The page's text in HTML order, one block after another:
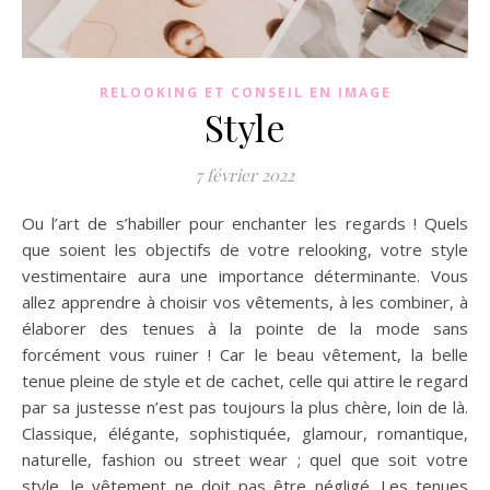
RELOOKING ET CONSEIL EN IMAGE
Style
7 février 2022
Ou l’art de s’habiller pour enchanter les regards ! Quels
que soient les objectifs de votre relooking, votre style
vestimentaire aura une importance déterminante. Vous
allez apprendre à choisir vos vêtements, à les combiner, à
élaborer des tenues à la pointe de la mode sans
forcément vous ruiner ! Car le beau vêtement, la belle
tenue pleine de style et de cachet, celle qui attire le regard
par sa justesse n’est pas toujours la plus chère, loin de là.
Classique, élégante, sophistiquée, glamour, romantique,
naturelle, fashion ou street wear ; quel que soit votre
style, le vêtement ne doit pas être négligé. Les tenues